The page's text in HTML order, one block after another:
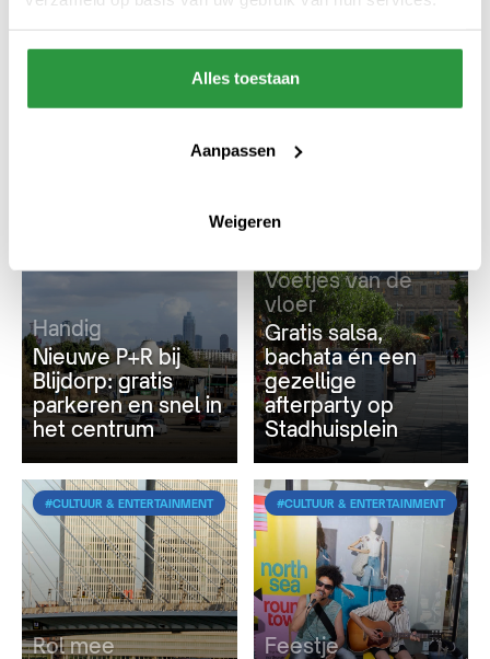
Alles toestaan
Aanpassen
Weigeren
Ook interessant
Handig
Nieuwe P+R bij
Blijdorp: gratis
parkeren en snel in
het centrum
Voetjes van de
vloer
Gratis salsa,
bachata én een
gezellige
afterparty op
Stadhuisplein
#CULTUUR & ENTERTAINMENT
Rol mee
#CULTUUR & ENTERTAINMENT
Feestje